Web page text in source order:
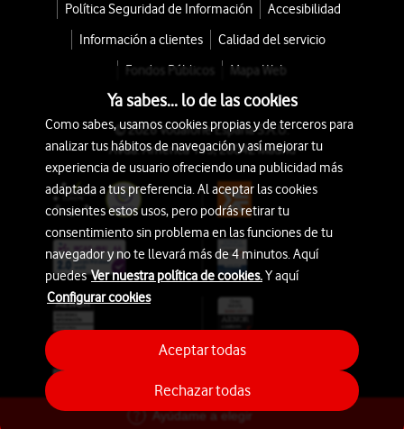
Ayúdame a elegir
Política Seguridad de Información
Accesibilidad
Información a clientes
Calidad del servicio
Fondos Públicos
Mapa Web
© 2026 Vodafone España S.A.U.
Avda. América 115, 28042 Madrid
Ya sabes... lo de las cookies
Como sabes, usamos cookies propias y de terceros para
analizar tus hábitos de navegación y así mejorar tu
experiencia de usuario ofreciendo una publicidad más
adaptada a tus preferencia. Al aceptar las cookies
consientes estos usos, pero podrás retirar tu
consentimiento sin problema en las funciones de tu
navegador y no te llevará más de 4 minutos. Aquí
puedesVer nuestra política de cookies.Y aquí
Configurar cookies
Rechazar todas
Aceptar todas